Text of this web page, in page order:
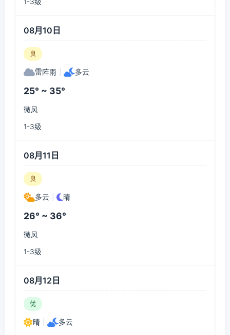
08月10日
良
雷阵雨 多云
25° ~ 35°
微风
1-3级
08月11日
良
多云 晴
26° ~ 36°
微风
1-3级
08月12日
优
晴 多云